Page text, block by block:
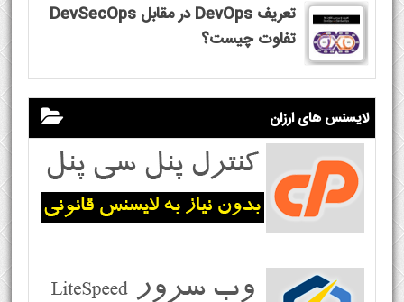
تعریف DevOps در مقابل DevSecOps
تفاوت چیست؟
لایسنس های ارزان